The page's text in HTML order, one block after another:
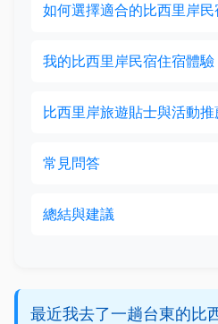
如何選擇適合的比西里岸民
我的比西里岸民宿住宿體驗
比西里岸旅遊貼士與活動推
常見問答
總結與建議
最近我去了一趟台東的比